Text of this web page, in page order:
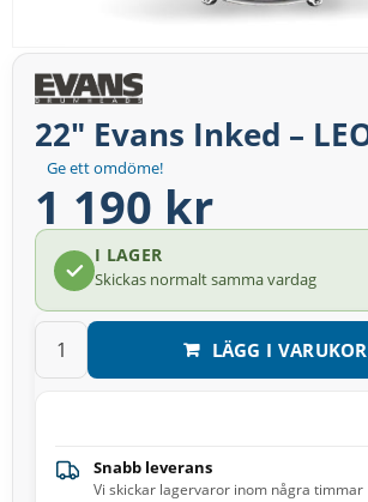
Ge ett omdöme!
22" Evans Inked –
1 190 kr
I LAGER
Skickas normalt samma vardag
LÄGG I
Snabb leverans
Vi skickar lagervaror inom några timmar